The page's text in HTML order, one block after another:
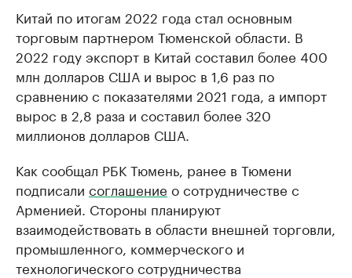
Китай по итогам 2022 года стал основным
торговым партнером Тюменской области. В
2022 году экспорт в Китай составил более 400
млн долларов США и вырос в 1,6 раз по
сравнению с показателями 2021 года, а импорт
вырос в 2,8 раза и составил более 320
миллионов долларов США.
Как сообщал РБК Тюмень, ранее в Тюмени
подписали соглашение о сотрудничестве с
Арменией. Стороны планируют
взаимодействовать в области внешней торговли,
промышленного, коммерческого и
технологического сотрудничества